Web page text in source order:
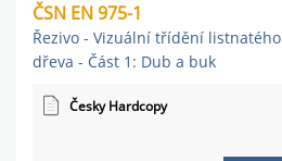
ČSN EN 975-1
Řezivo - Vizuální třídění listnatého
dřeva - Část 1: Dub a buk
Česky Hardcopy